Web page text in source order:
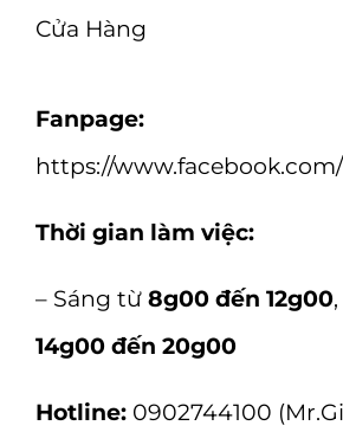
Cửa Hàng
Fanpage:
https://
Thời gian làm việc:
– Sáng từ 8g00 đến 12g00
14g00 đến 20g00
Hotline: 0902744100